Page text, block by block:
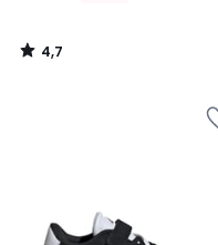
4,7
/